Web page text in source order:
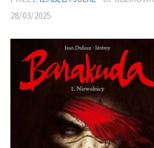
28/03/2025